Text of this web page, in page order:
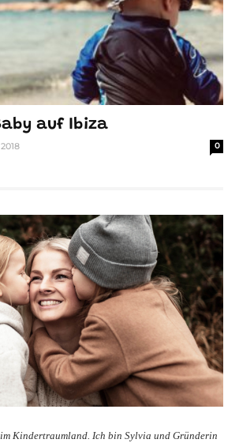
auf Ibiza
0
Kindertraumland. Ich bin Sylvia und Gründerin